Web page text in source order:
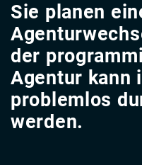
Sie planen
der
Agentur kann
problemlos
werden.